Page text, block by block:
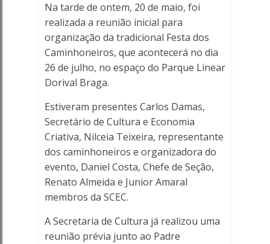
-
Porto
Ferreira
Online
-
Porto
Ferreira
Online
Na tarde de ontem, 20 de maio, foi
realizada a reunião inicial para
organização da tradicional Festa dos
Caminhoneiros, que acontecerá no dia
26 de julho, no espaço do Parque Linear
Dorival Braga.
Estiveram presentes Carlos Damas,
Secretário de Cultura e Economia
Criativa, Nilceia Teixeira, representante
dos caminhoneiros e organizadora do
evento, Daniel Costa, Chefe de Seção,
Renato Almeida e Junior Amaral
membros da SCEC.
A Secretaria de Cultura já realizou uma
reunião prévia junto ao Padre